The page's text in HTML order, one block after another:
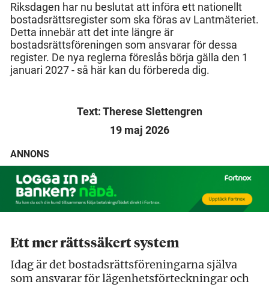
Riksdagen har nu beslutat att införa ett nationellt
bostadsrättsregister som ska föras av Lantmäteriet.
Detta innebär att det inte längre är
bostadsrättsföreningen som ansvarar för dessa
register. De nya reglerna föreslås börja gälla den 1
januari 2027 - så här kan du förbereda dig.
Text: Therese Slettengren
19 maj 2026
ANNONS
Ett mer rättssäkert system
Idag är det bostadsrättsföreningarna själva
som ansvarar för lägenhetsförteckningar och